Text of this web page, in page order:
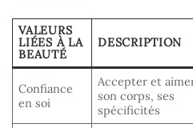
VALEURS
LIÉES À LA
BEAUTÉ
DESCRIPTION
Confiance
en soi
Accepter et
son corps, ses
spécificités